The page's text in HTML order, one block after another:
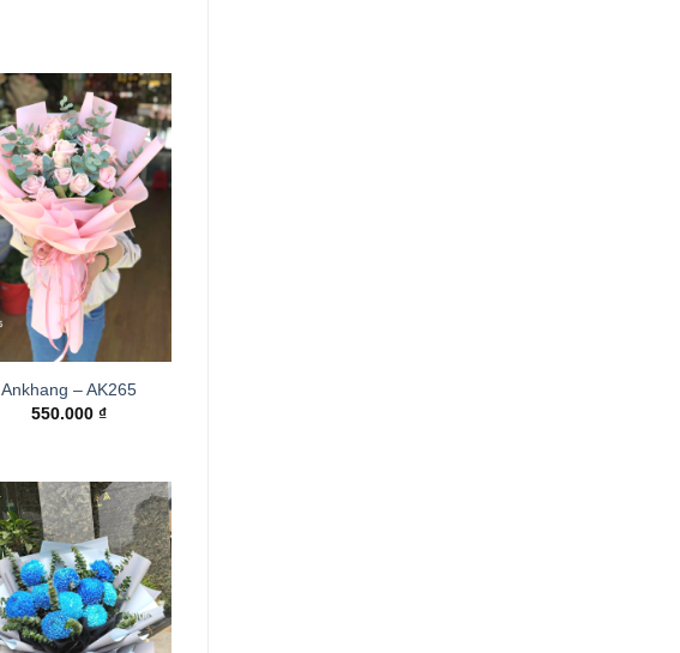
Ankhang – AK265
550.000 ₫